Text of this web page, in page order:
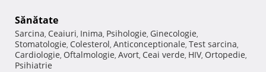
Sănătate
Sarcina, Ceaiuri, Inima, Psihologie, Ginecologie,
Stomatologie, Colesterol, Anticonceptionale, Test sarcina,
Cardiologie, Oftalmologie, Avort, Ceai verde, HIV, Ortopedie,
Psihiatrie